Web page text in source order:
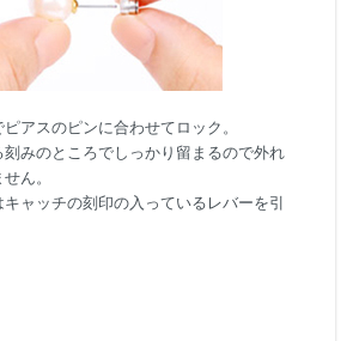
アスのピンに合わせてロック。
刻みのところでしっかり留まるので外れ
ん。
ャッチの刻印の入っているレバーを引